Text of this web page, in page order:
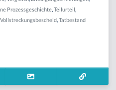
Prozessgeschichte,Teilurteil,
Vollstreckungsbescheid,Tatbestand